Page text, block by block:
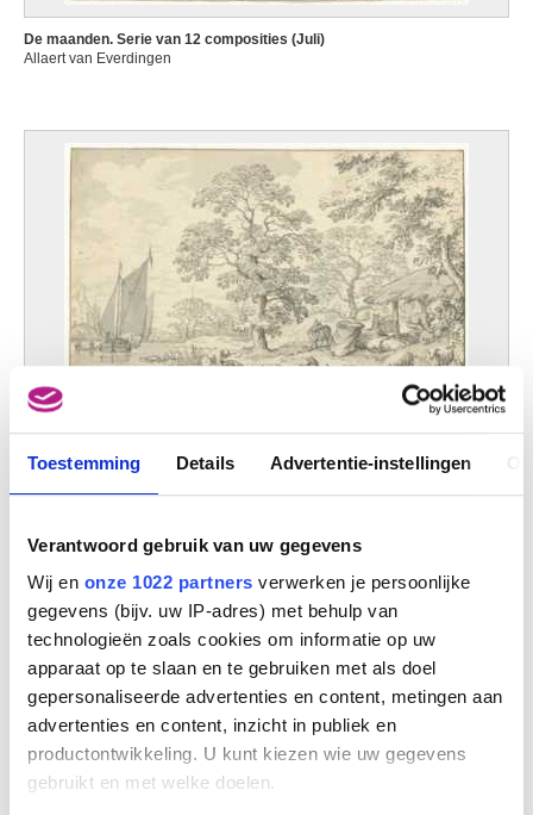
Toestemming Details Advertentie-instellingen
Verantwoord gebruik van uw gegevens
Wij en onze 1022 partners verwerken je persoonlijke
gegevens (bijv. uw IP-adres) met behulp van
technologieën zoals cookies om informatie op uw
apparaat op te slaan en te gebruiken met als doel
gepersonaliseerde advertenties en content, metingen aan
advertenties en content, inzicht in publiek en
productontwikkeling. U kunt kiezen wie uw gegevens
gebruikt en met welke doelen.
De maanden. Serie van 12 composities (Juli)
Allaert van Everdingen
Allaert van Everdingen